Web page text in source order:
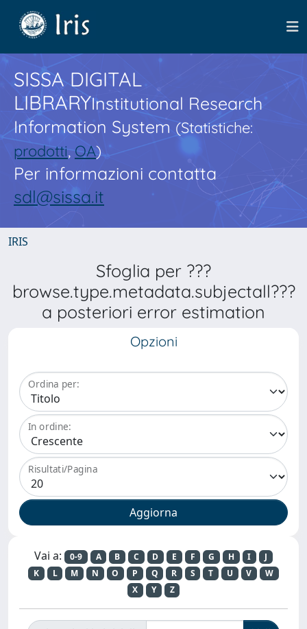
SISSA DIGITAL
LIBRARYInstitutional Research
Information System(Statistiche:
prodotti,OA)
Per informazioni contatta
sdl@sissa.it
IRIS
Sfoglia per ???
browse.type.metadata.subjectall???
a posteriori error estimation
Opzioni
Ordina per:
In ordine:
Risultati/Pagina
Vai a: 0-9 A B C D E F G H I
J
K
L M N O P Q R S T U V
W
X
Y Z